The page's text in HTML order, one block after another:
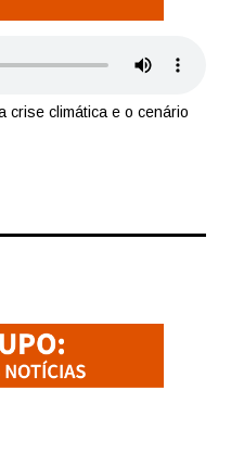
crise climática e o cenário